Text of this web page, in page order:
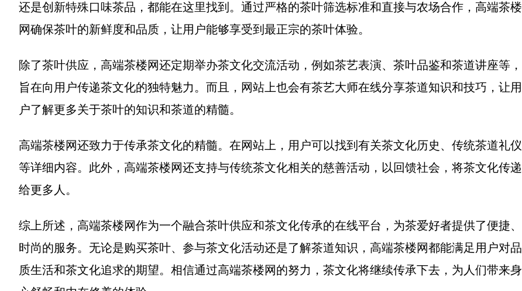
还是创新特殊口味茶品，都能在这里找到。通过严格的茶叶筛选标准和直接与农场合作，高端茶楼
网确保茶叶的新鲜度和品质，让用户能够享受到最正宗的茶叶体验。
除了茶叶供应，高端茶楼网还定期举办茶文化交流活动，例如茶艺表演、茶叶品鉴和茶道讲座等，
旨在向用户传递茶文化的独特魅力。而且，网站上也会有茶艺大师在线分享茶道知识和技巧，让用
户了解更多关于茶叶的知识和茶道的精髓。
高端茶楼网还致力于传承茶文化的精髓。在网站上，用户可以找到有关茶文化历史、传统茶道礼仪
等详细内容。此外，高端茶楼网还支持与传统茶文化相关的慈善活动，以回馈社会，将茶文化传递
给更多人。
综上所述，高端茶楼网作为一个融合茶叶供应和茶文化传承的在线平台，为茶爱好者提供了便捷、
时尚的服务。无论是购买茶叶、参与茶文化活动还是了解茶道知识，高端茶楼网都能满足用户对品
质生活和茶文化追求的期望。相信通过高端茶楼网的努力，茶文化将继续传承下去，为人们带来身